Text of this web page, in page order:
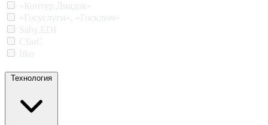
«Контур.Диадок»
«Госуслуги», «Госключ»
Saby.EDI
СБиС
Iiko
Технология